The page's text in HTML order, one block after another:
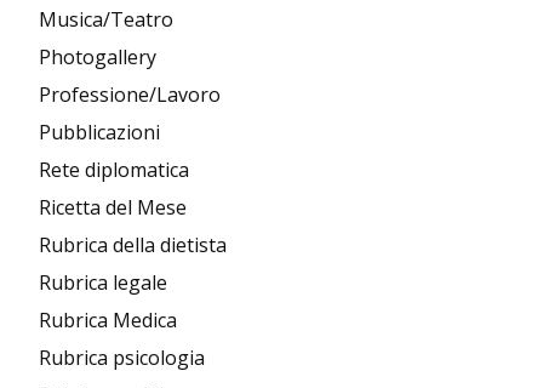
Musica/Teatro
Photogallery
Professione/Lavoro
Pubblicazioni
Rete diplomatica
Ricetta del Mese
Rubrica della dietista
Rubrica legale
Rubrica Medica
Rubrica psicologia